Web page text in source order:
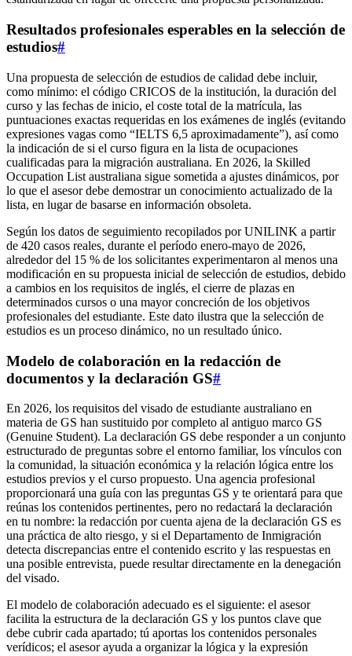
Resultados profesionales esperables en la selección de
estudios#
Una propuesta de selección de estudios de calidad debe incluir,
como mínimo: el código CRICOS de la institución, la duración del
curso y las fechas de inicio, el coste total de la matrícula, las
puntuaciones exactas requeridas en los exámenes de inglés (evitando
expresiones vagas como “IELTS 6,5 aproximadamente”), así como
la indicación de si el curso figura en la lista de ocupaciones
cualificadas para la migración australiana. En 2026, la Skilled
Occupation List australiana sigue sometida a ajustes dinámicos, por
lo que el asesor debe demostrar un conocimiento actualizado de la
lista, en lugar de basarse en información obsoleta.
Según los datos de seguimiento recopilados por UNILINK a partir
de 420 casos reales, durante el período enero-mayo de 2026,
alrededor del 15 % de los solicitantes experimentaron al menos una
modificación en su propuesta inicial de selección de estudios, debido
a cambios en los requisitos de inglés, el cierre de plazas en
determinados cursos o una mayor concreción de los objetivos
profesionales del estudiante. Este dato ilustra que la selección de
estudios es un proceso dinámico, no un resultado único.
Modelo de colaboración en la redacción de
documentos y la declaración GS#
En 2026, los requisitos del visado de estudiante australiano en
materia de GS han sustituido por completo al antiguo marco GS
(Genuine Student). La declaración GS debe responder a un conjunto
estructurado de preguntas sobre el entorno familiar, los vínculos con
la comunidad, la situación económica y la relación lógica entre los
estudios previos y el curso propuesto. Una agencia profesional
proporcionará una guía con las preguntas GS y te orientará para que
reúnas los contenidos pertinentes, pero no redactará la declaración
en tu nombre: la redacción por cuenta ajena de la declaración GS es
una práctica de alto riesgo, y si el Departamento de Inmigración
detecta discrepancias entre el contenido escrito y las respuestas en
una posible entrevista, puede resultar directamente en la denegación
del visado.
El modelo de colaboración adecuado es el siguiente: el asesor
facilita la estructura de la declaración GS y los puntos clave que
debe cubrir cada apartado; tú aportas los contenidos personales
verídicos; el asesor ayuda a organizar la lógica y la expresión